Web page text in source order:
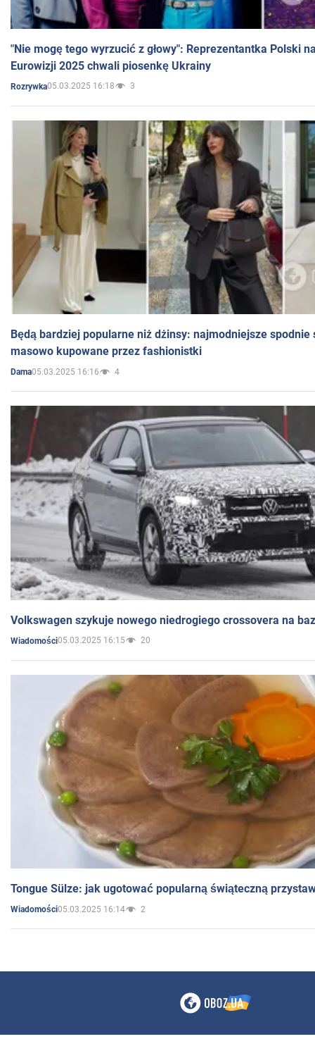
"Nie mogę tego wyrzucić z głowy": Reprezentantka Polski
Eurowizji 2025 chwali piosenkę Ukrainy
Rozrywka05.03.2025 16:18 3
Będą bardziej popularne niż dżinsy: najmodniejsze spodnie
masowo kupowane przez fashionistki
Dama05.03.2025 16:16 4
Volkswagen szykuje nowego niedrogiego crossovera na
Wiadomości05.03.2025 16:15 20
Tongue Sülze: jak ugotować popularną świąteczną
Wiadomości05.03.2025 16:14 2